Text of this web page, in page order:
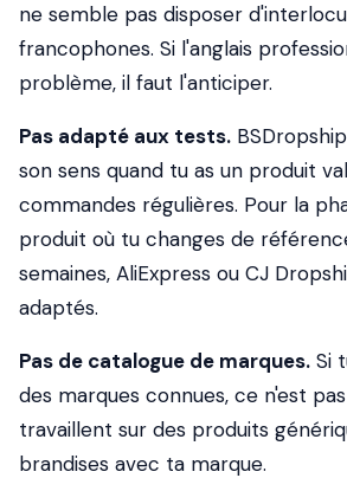
ne semble pas disposer
francophones. Si l'anglais
problème, il faut l'anticiper.
Pas adapté aux tests.
son sens quand tu as un produit
commandes régulières. Pour la
produit où tu changes de
semaines, AliExpress ou CJ
adaptés.
Pas de catalogue de marques. Si
des marques connues, ce n'est
travaillent sur des produits
brandises avec ta marque.